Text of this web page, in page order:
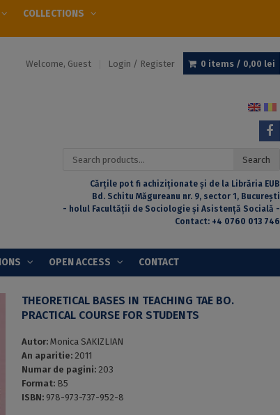
COLLECTIONS
Welcome, Guest Login / Register 0 items / 0,00 lei
Search
Search
Cărțile pot fi achiziționate și de la Librăria EUB
Bd. Schitu Măgureanu nr. 9, sector 1, București
- holul Facultății de Sociologie și Asistență Socială -
Contact: +4 0760 013 746
OPEN ACCESS CONTACT
THEORETICAL BASES IN TEACHING TAE BO.
PRACTICAL COURSE FOR STUDENTS
Autor:Monica SAKIZLIAN
An aparitie: 2011
Numar de pagini: 203
Format: B5
ISBN: 978-973-737-952-8